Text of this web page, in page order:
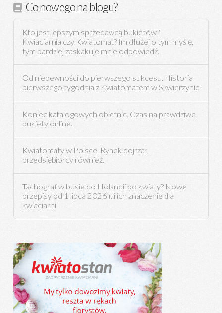
Co nowego na blogu?
Kto jest lepszym sprzedawcą bukietów?
Kwiaciarnia czy Kwiatomat? Im dłużej o tym myślę,
tym bardziej zaskakuje mnie odpowiedź.
Od niepewności do pierwszego sukcesu. Historia
pierwszego tygodnia z Kwiatomatem w Skwierzynie
Koniec katalogowych obietnic. Czas na prawdziwe
bukiety online.
Kwiatomaty w Polsce. Rynek dojrzał,
przedsiębiorcy również.
Tachograf w busie do Holandii po kwiaty? Nowe
przepisy od 1 lipca 2026 r. i ich znaczenie dla
kwiaciarni